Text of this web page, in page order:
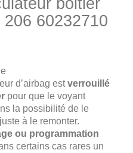
boitier
60232710
d’airbag estverrouillé
pour que le voyant
la possibilité de le
à le remonter.
ou programmation
certains cas rares un